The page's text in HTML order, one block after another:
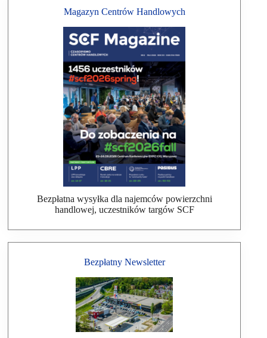
Magazyn Centrów Handlowych
Bezpłatna wysyłka dla najemców powierzchni
handlowej, uczestników targów SCF
Bezpłatny Newsletter